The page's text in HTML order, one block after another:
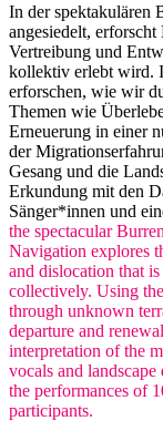
In der spektakulären
angesiedelt,
Vertreibung und
kollektiv erlebt wird.
erforschen, wie wir
Themen wie
Erneuerung in einer
der
Gesang und die
Erkundung mit den
Sänger*innen und
the spectacular
Navigation explores
and dislocation that
collectively. Using
through unknown
departure and
interpretation of the
vocals and
the performances of
participants.